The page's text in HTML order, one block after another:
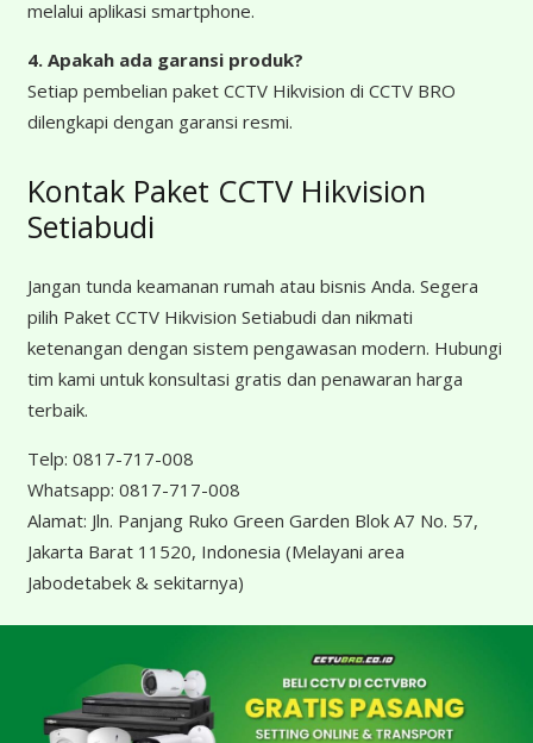
melalui aplikasi smartphone.
4. Apakah ada garansi produk?
Setiap pembelian paket CCTV Hikvision di CCTV BRO
dilengkapi dengan garansi resmi.
Kontak Paket CCTV Hikvision
Setiabudi
Jangan tunda keamanan rumah atau bisnis Anda. Segera
pilih Paket CCTV Hikvision Setiabudi dan nikmati
ketenangan dengan sistem pengawasan modern. Hubungi
tim kami untuk konsultasi gratis dan penawaran harga
terbaik.
Telp: 0817-717-008
Whatsapp: 0817-717-008
Alamat: Jln. Panjang Ruko Green Garden Blok A7 No. 57,
Jakarta Barat 11520, Indonesia (Melayani area
Jabodetabek & sekitarnya)